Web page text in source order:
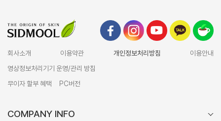
회사소개 이용약관 개인정보처리방침
이용안내
영상정보처리기기 운영/관리 방침
무이자 할부 혜택
PC버전
COMPANY INFO